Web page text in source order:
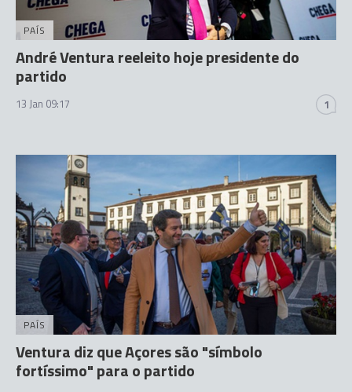
PAÍS
André Ventura reeleito hoje presidente do
partido
13 Jan 09:17 1
PAÍS
Ventura diz que Açores são "símbolo
fortíssimo" para o partido